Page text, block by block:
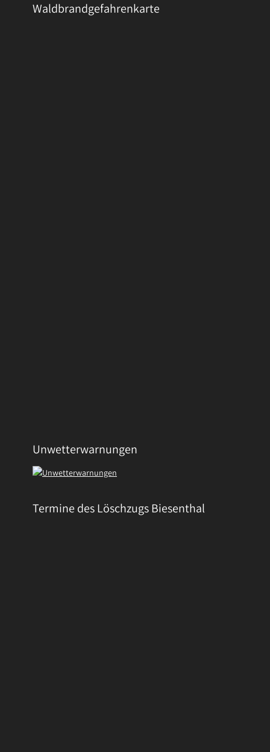
Waldbrandgefahrenkarte
Unwetterwarnungen
Termine des Löschzugs Biesenthal